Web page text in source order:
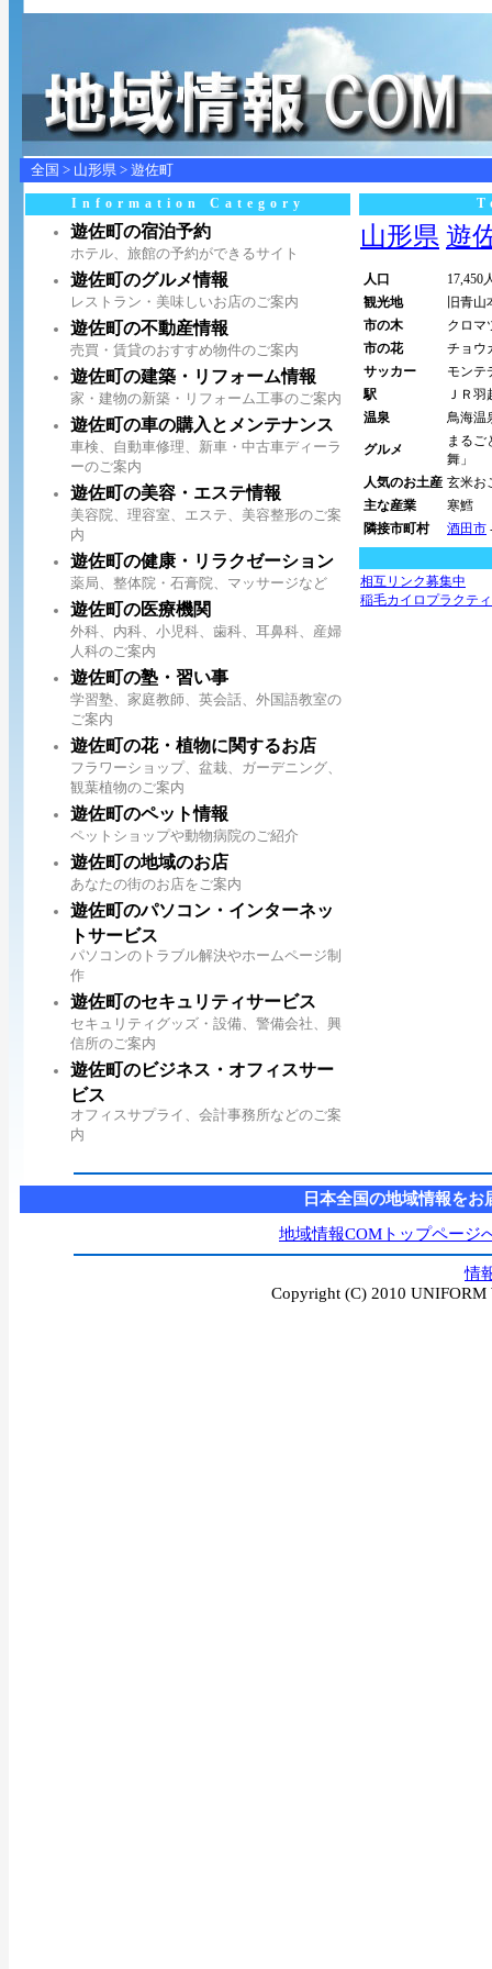
全国 > 山形県 > 遊佐町
Information Category
遊佐町の宿泊予約
ホテル、旅館の予約ができるサイト
遊佐町のグルメ情報
レストラン・美味しいお店のご案内
遊佐町の不動産情報
売買・賃貸のおすすめ物件のご案内
遊佐町の建築・リフォーム情報
家・建物の新築・リフォーム工事のご案内
遊佐町の車の購入とメンテナンス
車検、自動車修理、新車・中古車ディーラ
ーのご案内
遊佐町の美容・エステ情報
美容院、理容室、エステ、美容整形のご案
内
遊佐町の健康・リラクゼーション
薬局、整体院・石膏院、マッサージなど
遊佐町の医療機関
外科、内科、小児科、歯科、耳鼻科、産婦
人科のご案内
遊佐町の塾・習い事
学習塾、家庭教師、英会話、外国語教室の
ご案内
遊佐町の花・植物に関するお店
フラワーショップ、盆栽、ガーデニング、
観葉植物のご案内
遊佐町のペット情報
ペットショップや動物病院のご紹介
遊佐町の地域のお店
あなたの街のお店をご案内
遊佐町のパソコン・インターネッ
トサービス
パソコンのトラブル解決やホームページ制
作
遊佐町のセキュリティサービス
セキュリティグッズ・設備、警備会社、興
信所のご案内
遊佐町のビジネス・オフィスサー
ビス
オフィスサプライ、会計事務所などのご案
内
山形県 遊
人口
17,450
観光地
旧青
市の木
クロマ
市の花
チョウ
サッカー
モンテ
駅
ＪＲ
温泉
鳥海温
グルメ
まるご
舞」
人気のお土産 玄米お
主な産業
寒鱈
隣接市町村
酒田市
相互リンク募集中
稲毛カイロプラクテ
日本全国の地域情報をお
地域情報COMトップページ
情
Copyright (C) 2010